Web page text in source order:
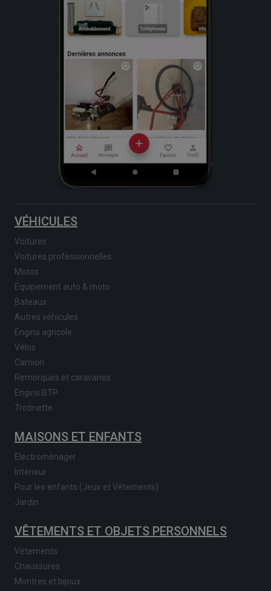
VÉHICULES
Voitures
Voitures professionnelles
Motos
Equipement auto & moto
Bateaux
Autres véhicules
Engins agricole
Vélos
Camion
Remorques et caravanes
Engins BTP
Trotinette
MAISONS ET ENFANTS
Electroménager
Intérieur
Pour les enfants (Jeux et Vêtements)
Jardin
VÊTEMENTS ET OBJETS PERSONNELS
Vêtements
Chaussures
Montres et bijoux